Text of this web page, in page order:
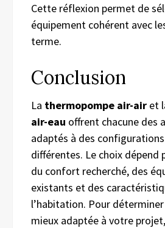
Cette réflexion permet de
équipement cohérent avec
terme.
Conclusion
La thermopompe air-air et
air-eau offrent chacune des
adaptés à des
différentes. Le choix dépend
du confort recherché, des
existants et des
l’habitation. Pour
mieux adaptée à votre